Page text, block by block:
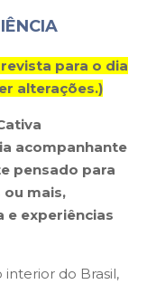
para o dia
alterações.)
acompanhante
pensado para
ou mais,
e experiências
do Brasil,